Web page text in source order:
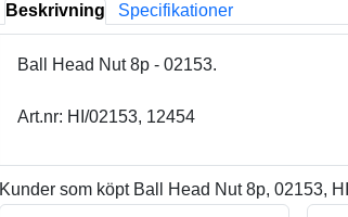
Beskrivning Specifikationer
Ball Head Nut 8p - 02153.
Art.nr: HI/02153, 12454
Kunder som köpt Ball Head Nut 8p, 02153,